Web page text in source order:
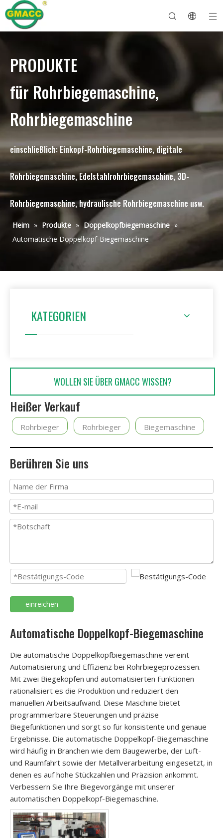
PRODUKTE
für Rohrbiegemaschine,
Rohrbiegemaschine
einschließlich: Einkopf-Rohrbiegemaschine, digitale
Rohrbiegemaschine, Edelstahlrohrbiegemaschine, 3D-
Rohrbiegemaschine, hydraulische Rohrbiegemaschine usw.
Heim » Produkte » Doppelkopfbiegemaschine »
Automatische Doppelkopf-Biegemaschine
KATEGORIEN
WOLLEN SIE ÜBER GMACC WISSEN?
Heißer Verkauf
Rohrbieger Rohrbieger Biegemaschine
Berühren Sie uns
einreichen
Automatische Doppelkopf-Biegemaschine
Die automatische Doppelkopfbiegemaschine vereint
Automatisierung und Effizienz bei Rohrbiegeprozessen.
Mit zwei Biegeköpfen und automatisierten Funktionen
rationalisiert es die Produktion und reduziert den
manuellen Arbeitsaufwand. Diese Maschine bietet
programmierbare Steuerungen und präzise
Biegefunktionen und sorgt so für konsistente und genaue
Ergebnisse. Die automatische Doppelkopf-Biegemaschine
wird häufig in Branchen wie dem Baugewerbe, der Luft-
und Raumfahrt sowie der Metallverarbeitung eingesetzt, in
denen es auf hohe Stückzahlen und Präzision ankommt.
Verbessern Sie Ihre Biegevorgänge mit unserer
automatischen Doppelkopf-Biegemaschine.